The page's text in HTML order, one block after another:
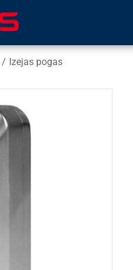
/ Izejas pogas